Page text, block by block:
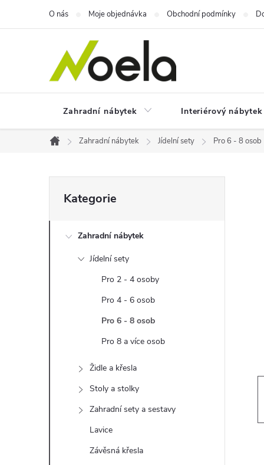
O nás Moje objednávka Obchodní podmínky
Zahradní nábytek Interiérový nábytek
Domů
Zahradní nábytek Jídelní sety Pro 6 - 8 osob
o
kategorie
Kategorie
Zahradní nábytek
Jídelní sety
Pro 2 - 4 osoby
Pro 4 - 6 osob
Pro 6 - 8 osob
Pro 8 a více osob
Židle a křesla
Stoly a stolky
Zahradní sety a sestavy
Lavice
Závěsná křesla